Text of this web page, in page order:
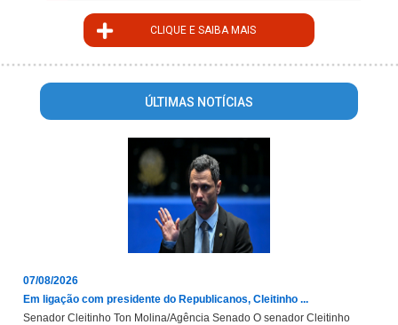
CLIQUE E SAIBA MAIS
ÚLTIMAS NOTÍCIAS
07/08/2026
Em ligação com presidente do Republicanos, Cleitinho ...
Senador Cleitinho Ton Molina/Agência Senado O senador Cleitinho